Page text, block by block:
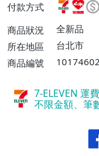
不付款【
運費$60
費】、宅
付款方式
商品狀況
全新品
所在地區
台北市
商品編號
7-ELEVEN 運
不限金額、筆